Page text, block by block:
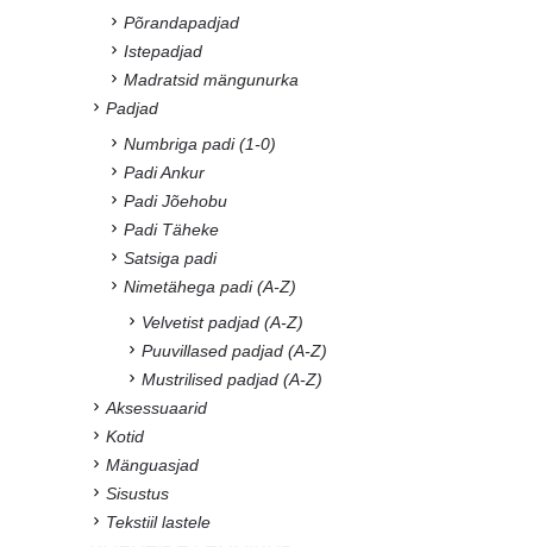
Põrandapadjad
Istepadjad
Madratsid mängunurka
Padjad
Numbriga padi (1-0)
Padi Ankur
Padi Jõehobu
Padi Täheke
Satsiga padi
Nimetähega padi (A-Z)
Velvetist padjad (A-Z)
Puuvillased padjad (A-Z)
Mustrilised padjad (A-Z)
Aksessuaarid
Kotid
Mänguasjad
Sisustus
Tekstiil lastele